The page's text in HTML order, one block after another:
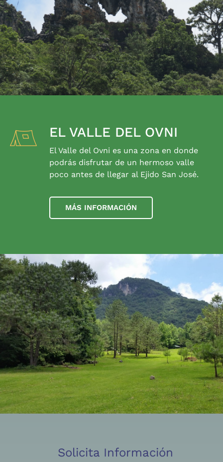
EL VALLE DEL OVNI
El Valle del Ovni es una zona en donde
podrás disfrutar de un hermoso valle
poco antes de llegar al Ejido San José.
MÁS INFORMACIÓN
Solicita Información